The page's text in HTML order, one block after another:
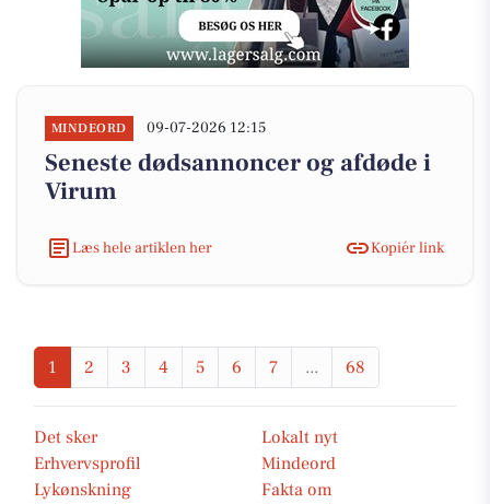
MINDEORD 09-07-2026 12:15
Seneste dødsannoncer og afdøde i
Virum
Læs hele artiklen her Kopiér link
1 2 3 4 5 6 7 ... 68
Det sker
Lokalt nyt
Erhvervsprofil
Mindeord
Lykønskning
Fakta om